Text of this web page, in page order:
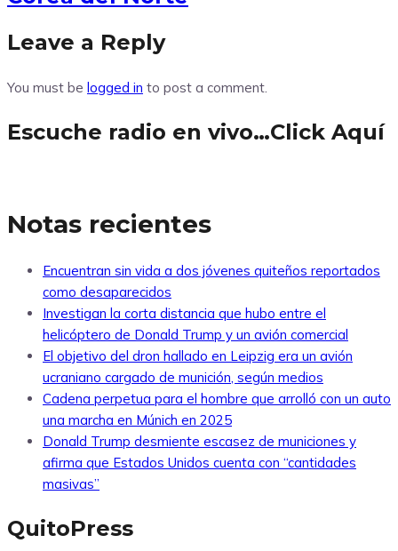
Leave a Reply
You must be logged in to post a comment.
Escuche radio en vivo…Click Aquí
Notas recientes
Encuentran sin vida a dos jóvenes quiteños reportados
como desaparecidos
Investigan la corta distancia que hubo entre el
helicóptero de Donald Trump y un avión comercial
El objetivo del dron hallado en Leipzig era un avión
ucraniano cargado de munición, según medios
Cadena perpetua para el hombre que arrolló con un auto
una marcha en Múnich en 2025
Donald Trump desmiente escasez de municiones y
afirma que Estados Unidos cuenta con “cantidades
masivas”
QuitoPress